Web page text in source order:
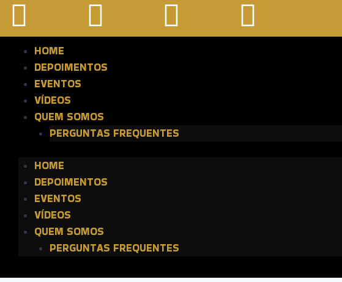
HOME
DEPOIMENTOS
EVENTOS
VÍDEOS
QUEM SOMOS
PERGUNTAS FREQUENTES
HOME
DEPOIMENTOS
EVENTOS
VÍDEOS
QUEM SOMOS
PERGUNTAS FREQUENTES